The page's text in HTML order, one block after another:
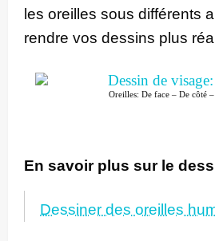
les oreilles sous différents
rendre vos dessins plus
Oreilles: De face – De côté
En savoir plus sur le
Dessiner des oreilles